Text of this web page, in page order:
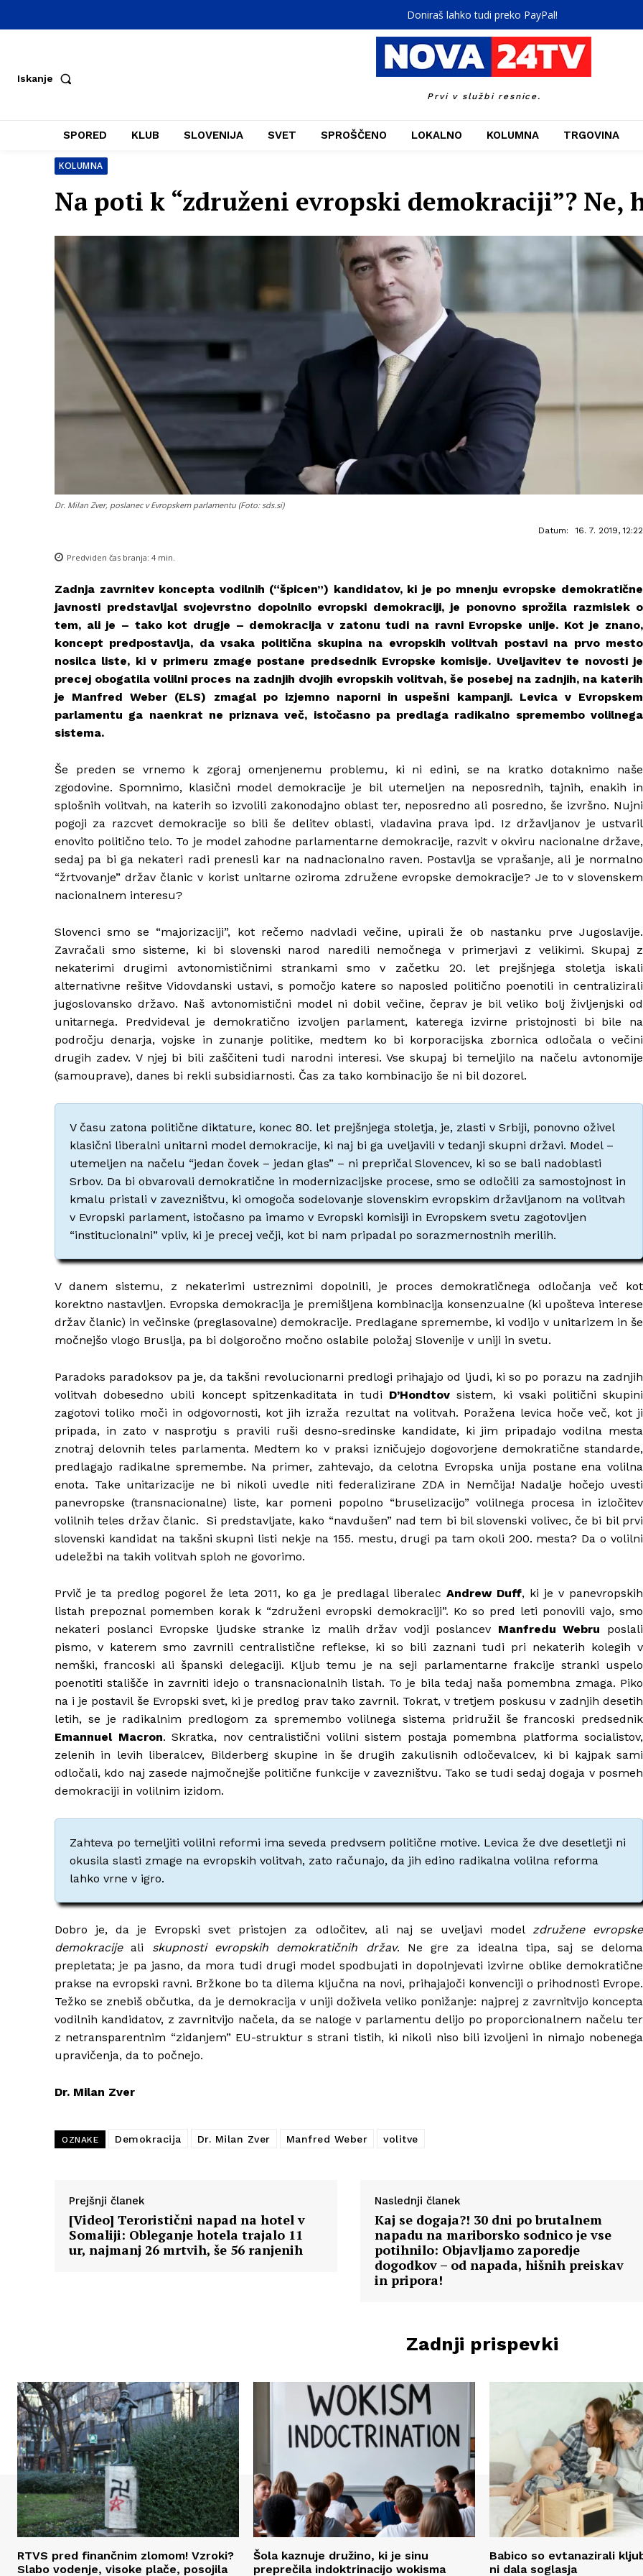
Doniraš lahko tudi preko PayPal!
Iskanje
Prvi v službi resnice.
SPORED KLUB SLOVENIJA SVET SPROŠČENO LOKALNO KOLUMNA TRGOVINA
KOLUMNA
Na poti k “združeni evropski demokraciji”? Ne,
Dr. Milan Zver, poslanec v Evropskem parlamentu (Foto: sds.si)
Datum: 16. 7. 2019, 12:22
Predviden čas branja: 4 min.
Zadnja zavrnitev koncepta vodilnih (“špicen”) kandidatov, ki je po mnenju evropske demokratične
javnosti predstavljal svojevrstno dopolnilo evropski demokraciji, je ponovno sprožila razmislek o
tem, ali je – tako kot drugje – demokracija v zatonu tudi na ravni Evropske unije. Kot je znano,
koncept predpostavlja, da vsaka politična skupina na evropskih volitvah postavi na prvo mesto
nosilca liste, ki v primeru zmage postane predsednik Evropske komisije. Uveljavitev te novosti je
precej obogatila volilni proces na zadnjih dvojih evropskih volitvah, še posebej na zadnjih, na katerih
je Manfred Weber (ELS) zmagal po izjemno naporni in uspešni kampanji. Levica v Evropskem
parlamentu ga naenkrat ne priznava več, istočasno pa predlaga radikalno spremembo volilnega
sistema.
Še preden se vrnemo k zgoraj omenjenemu problemu, ki ni edini, se na kratko dotaknimo naše
zgodovine. Spomnimo, klasični model demokracije je bil utemeljen na neposrednih, tajnih, enakih in
splošnih volitvah, na katerih so izvolili zakonodajno oblast ter, neposredno ali posredno, še izvršno. Nujni
pogoji za razcvet demokracije so bili še delitev oblasti, vladavina prava ipd. Iz državljanov je ustvaril
enovito politično telo. To je model zahodne parlamentarne demokracije, razvit v okviru nacionalne države,
sedaj pa bi ga nekateri radi prenesli kar na nadnacionalno raven. Postavlja se vprašanje, ali je normalno
“žrtvovanje” držav članic v korist unitarne oziroma združene evropske demokracije? Je to v slovenskem
nacionalnem interesu?
Slovenci smo se “majorizaciji”, kot rečemo nadvladi večine, upirali že ob nastanku prve Jugoslavije.
Zavračali smo sisteme, ki bi slovenski narod naredili nemočnega v primerjavi z velikimi. Skupaj z
nekaterimi drugimi avtonomističnimi strankami smo v začetku 20. let prejšnjega stoletja iskali
alternativne rešitve Vidovdanski ustavi, s pomočjo katere so naposled politično poenotili in centralizirali
jugoslovansko državo. Naš avtonomistični model ni dobil večine, čeprav je bil veliko bolj življenjski od
unitarnega. Predvideval je demokratično izvoljen parlament, katerega izvirne pristojnosti bi bile na
področju denarja, vojske in zunanje politike, medtem ko bi korporacijska zbornica odločala o večini
drugih zadev. V njej bi bili zaščiteni tudi narodni interesi. Vse skupaj bi temeljilo na načelu avtonomije
(samouprave), danes bi rekli subsidiarnosti. Čas za tako kombinacijo še ni bil dozorel.
V času zatona politične diktature, konec 80. let prejšnjega stoletja, je, zlasti v Srbiji, ponovno oživel
klasični liberalni unitarni model demokracije, ki naj bi ga uveljavili v tedanji skupni državi. Model –
utemeljen na načelu “jedan čovek – jedan glas” – ni prepričal Slovencev, ki so se bali nadoblasti
Srbov. Da bi obvarovali demokratične in modernizacijske procese, smo se odločili za samostojnost in
kmalu pristali v zavezništvu, ki omogoča sodelovanje slovenskim evropskim državljanom na volitvah
v Evropski parlament, istočasno pa imamo v Evropski komisiji in Evropskem svetu zagotovljen
“institucionalni” vpliv, ki je precej večji, kot bi nam pripadal po sorazmernostnih merilih.
V danem sistemu, z nekaterimi ustreznimi dopolnili, je proces demokratičnega odločanja več kot
korektno nastavljen. Evropska demokracija je premišljena kombinacija konsenzualne (ki upošteva interese
držav članic) in večinske (preglasovalne) demokracije. Predlagane spremembe, ki vodijo v unitarizem in še
močnejšo vlogo Bruslja, pa bi dolgoročno močno oslabile položaj Slovenije v uniji in svetu.
Paradoks paradoksov pa je, da takšni revolucionarni predlogi prihajajo od ljudi, ki so po porazu na zadnjih
volitvah dobesedno ubili koncept spitzenkaditata in tudi D’Hondtov sistem, ki vsaki politični skupini
zagotovi toliko moči in odgovornosti, kot jih izraža rezultat na volitvah. Poražena levica hoče več, kot ji
pripada, in zato v nasprotju s pravili ruši desno-sredinske kandidate, ki jim pripadajo vodilna mesta
znotraj delovnih teles parlamenta. Medtem ko v praksi izničujejo dogovorjene demokratične standarde,
predlagajo radikalne spremembe. Na primer, zahtevajo, da celotna Evropska unija postane ena volilna
enota. Take unitarizacije ne bi nikoli uvedle niti federalizirane ZDA in Nemčija! Nadalje hočejo uvesti
panevropske (transnacionalne) liste, kar pomeni popolno “bruselizacijo” volilnega procesa in izločitev
volilnih teles držav članic. Si predstavljate, kako “navdušen” nad tem bi bil slovenski volivec, če bi bil prvi
slovenski kandidat na takšni skupni listi nekje na 155. mestu, drugi pa tam okoli 200. mesta? Da o volilni
udeležbi na takih volitvah sploh ne govorimo.
Prvič je ta predlog pogorel že leta 2011, ko ga je predlagal liberalec Andrew Duff, ki je v panevropskih
listah prepoznal pomemben korak k “združeni evropski demokraciji”. Ko so pred leti ponovili vajo, smo
nekateri poslanci Evropske ljudske stranke iz malih držav vodji poslancev Manfredu Webru poslali
pismo, v katerem smo zavrnili centralistične reflekse, ki so bili zaznani tudi pri nekaterih kolegih v
nemški, francoski ali španski delegaciji. Kljub temu je na seji parlamentarne frakcije stranki uspelo
poenotiti stališče in zavrniti idejo o transnacionalnih listah. To je bila tedaj naša pomembna zmaga. Piko
na i je postavil še Evropski svet, ki je predlog prav tako zavrnil. Tokrat, v tretjem poskusu v zadnjih desetih
letih, se je radikalnim predlogom za spremembo volilnega sistema pridružil še francoski predsednik
Emannuel Macron. Skratka, nov centralistični volilni sistem postaja pomembna platforma socialistov,
zelenih in levih liberalcev, Bilderberg skupine in še drugih zakulisnih odločevalcev, ki bi kajpak sami
odločali, kdo naj zasede najmočnejše politične funkcije v zavezništvu. Tako se tudi sedaj dogaja v posmeh
demokraciji in volilnim izidom.
Zahteva po temeljiti volilni reformi ima seveda predvsem politične motive. Levica že dve desetletji ni
okusila slasti zmage na evropskih volitvah, zato računajo, da jih edino radikalna volilna reforma
lahko vrne v igro.
Dobro je, da je Evropski svet pristojen za odločitev, ali naj se uveljavi model združene evropske
demokracijeali skupnosti evropskih demokratičnih držav. Ne gre za idealna tipa, saj se deloma
prepletata; je pa jasno, da mora tudi drugi model spodbujati in dopolnjevati izvirne oblike demokratične
prakse na evropski ravni. Bržkone bo ta dilema ključna na novi, prihajajoči konvenciji o prihodnosti Evrope.
Težko se znebiš občutka, da je demokracija v uniji doživela veliko ponižanje: najprej z zavrnitvijo koncepta
vodilnih kandidatov, z zavrnitvijo načela, da se naloge v parlamentu delijo po proporcionalnem načelu ter
z netransparentnim “zidanjem” EU-struktur s strani tistih, ki nikoli niso bili izvoljeni in nimajo nobenega
upravičenja, da to počnejo.
Dr. Milan Zver
OZNAKE Demokracija Dr. Milan Zver Manfred Weber volitve
Prejšnji članek
[Video] Teroristični napad na hotel v
Somaliji: Obleganje hotela trajalo 11
ur, najmanj 26 mrtvih, še 56 ranjenih
Naslednji članek
Kaj se dogaja?! 30 dni po brutalnem
napadu na mariborsko sodnico je vse
potihnilo: Objavljamo zaporedje
dogodkov – od napada, hišnih preiskav
in pripora!
Zadnji prispevki
RTVS pred finančnim zlomom! Vzroki?
Slabo vodenje, visoke plače, posojila
Šola kaznuje družino, ki je sinu
preprečila indoktrinacijo wokisma
Babico so evtanazirali
ni dala soglasja